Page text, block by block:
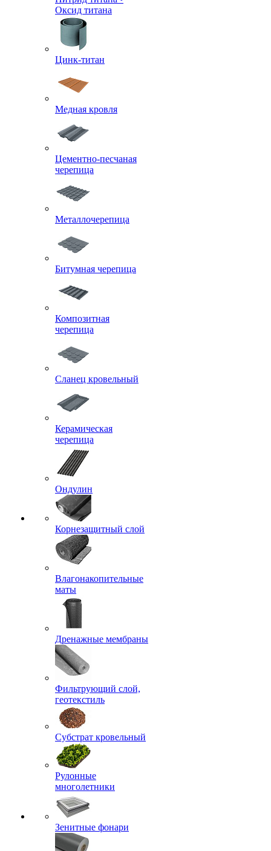
Оксид титана
Цинк-титан
Медная кровля
Цементно-песчаная
черепица
Металлочерепица
Битумная черепица
Композитная
черепица
Сланец кровельный
Керамическая
черепица
Ондулин
Корнезащитный слой
Влагонакопительные
маты
Дренажные мембраны
Фильтрующий слой,
геотекстиль
Субстрат кровельный
Рулонные
многолетники
Зенитные фонари